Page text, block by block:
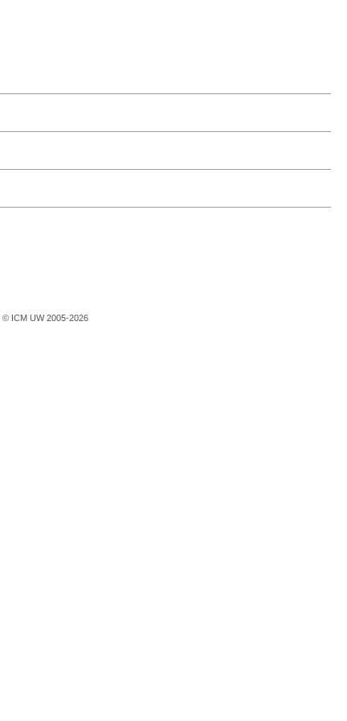
© ICM UW 2005-2026